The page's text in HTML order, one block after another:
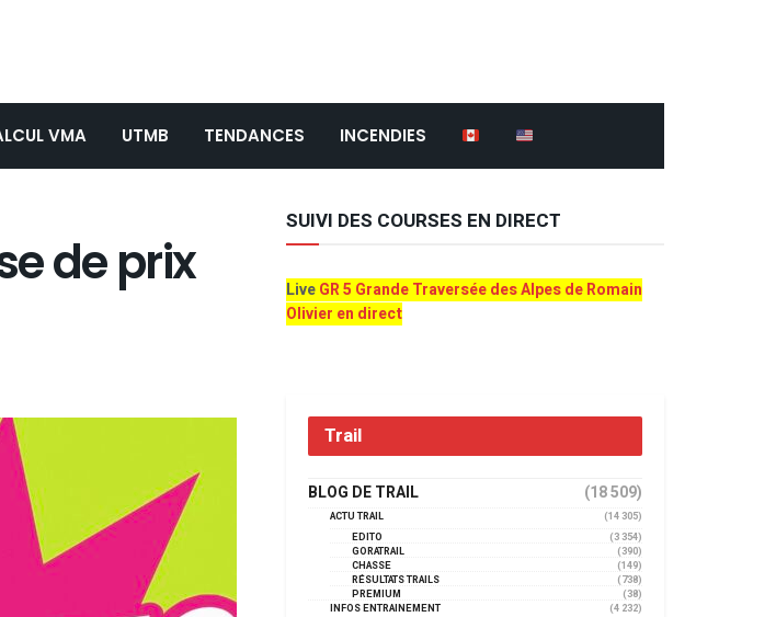
VMA UTMB TENDANCES INCENDIES
de prix
SUIVI DES COURSES EN DIRECT
LiveGR 5 Grande Traversée des Alpes de Romain
Olivier en direct
Trail
BLOG DE TRAIL (18 509)
ACTU TRAIL
(14 305)
EDITO
(3 354)
GORATRAIL
(390)
CHASSE
(149)
RÉSULTATS TRAILS
(738)
PREMIUM
(38)
INFOS ENTRAINEMENT
(4 232)